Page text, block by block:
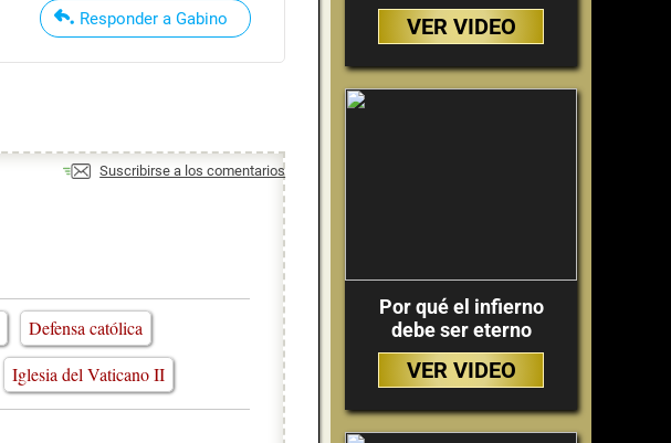
Responder a Gabino
Suscribirse a los comentarios
Defensa católica
Iglesia del Vaticano II
VER VIDEO
Por qué el infierno
debe ser eterno
VER VIDEO